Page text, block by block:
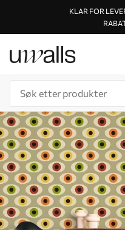
KLAR FOR